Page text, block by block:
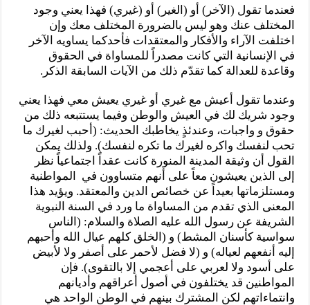
فعندما تقول (الآخر) أو (الغير) أو (غيري) فهذا يعني وجود
المختلف عنك وهو ليس بالضرورة المختلف معك وإن
اختلفت الآراء والأفكار والمعتقدات فأحدكما يساويه الآخر
في الإنسانية التي كانت مصدراً للمساواة في الحقوق
وقاعدة للعدالة كما تقدّم ذلك من الآيات السابقة الذكر.
وعندما تقول أعيش مع غيري أو غيري يعيش معي فهذا يعني
وجود شريك لك في العيش والوطن وفيما يستتبعه ذلك من
حقوق و واجبات، وعندئذٍ يخاطبك الحديث: (أحبب لغيرك ما
تحب لنفسك واكره لغيرك ما تكره لنفسك). ولذلك يمكن
القول أن وثيقة المدينة المنورة كانت عقداً اجتماعياً نظر
إلى الذين يعيشون معاً على أنهم متساوون في المواطنية
ومستلزماتها بعيداً عن خصائص الدين والمعتقد. ويؤيد هذا
المعنى الذي تقدم من المساواة ما ورد في السنة النبوية
الشريفة عن رسول الله عليه الصلاة والسلام: (الناس
سواسية كأسنان المشط) و (الخلق كلهم عيال الله وأحبهم
إليه أنفعهم لعياله) و (لا فضل لأحمر على أصفر ولا لأبيض
على أسود ولا لعربي على أعجمي إلا بالتقوى). فإن
المواطنين قد يختلفون في أصول أعراقهم وأديانهم
وانتماءاتهم لكن المشترك بينهم في الوطن الواحد هي